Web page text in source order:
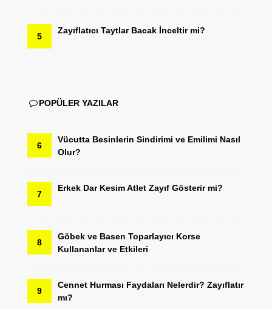
5
Zayıflatıcı Taytlar Bacak İnceltir mi?
POPÜLER YAZILAR
6
Vücutta Besinlerin Sindirimi ve Emilimi Nasıl
Olur?
7
Erkek Dar Kesim Atlet Zayıf Gösterir mi?
8
Göbek ve Basen Toparlayıcı Korse
Kullananlar ve Etkileri
9
Cennet Hurması Faydaları Nelerdir? Zayıflatır
mı?